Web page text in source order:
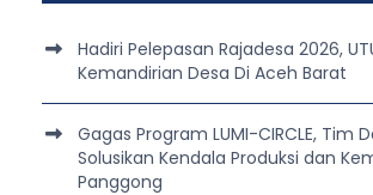
Hadiri Pelepasan Rajadesa 2026,
Kemandirian Desa Di Aceh Barat
Gagas Program LUMI-CIRCLE, Tim
Solusikan Kendala Produksi dan
Panggong